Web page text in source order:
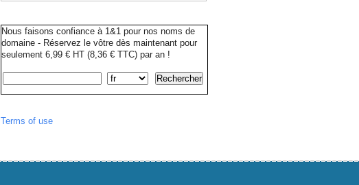
Nous faisons confiance à 1&1 pour nos noms de
domaine - Réservez le vôtre dès maintenant pour
seulement 6,99 € HT (8,36 € TTC) par an !
Terms of use